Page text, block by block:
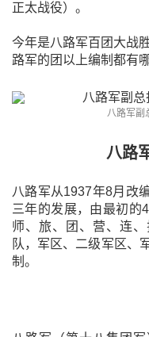
正太战役）。
今年是八路军百团大战
路军的团以上编制都有
八路军副
八路
八路军从1937年8月改
三年的发展，由最初的
师、旅、团、营、连
队，军区、二级军区、
制。